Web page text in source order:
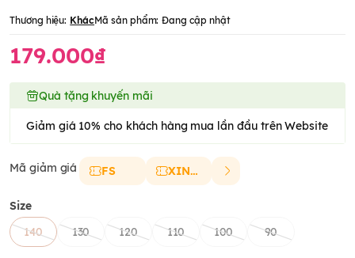
Thương hiệu: KhácMã sản phẩm: Đang cập nhật
179.000₫
Quà tặng khuyến mãi
Giảm giá 10% cho khách hàng mua lần đầu trên Website
Mã giảm giá FS XINCHAO
Size
140
130 120 110 100 90